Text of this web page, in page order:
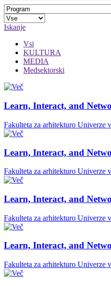
Iskanje
Vsi
KULTURA
MEDIA
Medsektorski
Learn, Interact, and
Fakulteta za arhitekturo Univerze
Learn, Interact, and
Fakulteta za arhitekturo Univerze
Learn, Interact, and
Fakulteta za arhitekturo Univerze
Learn, Interact, and
Fakulteta za arhitekturo Univerze